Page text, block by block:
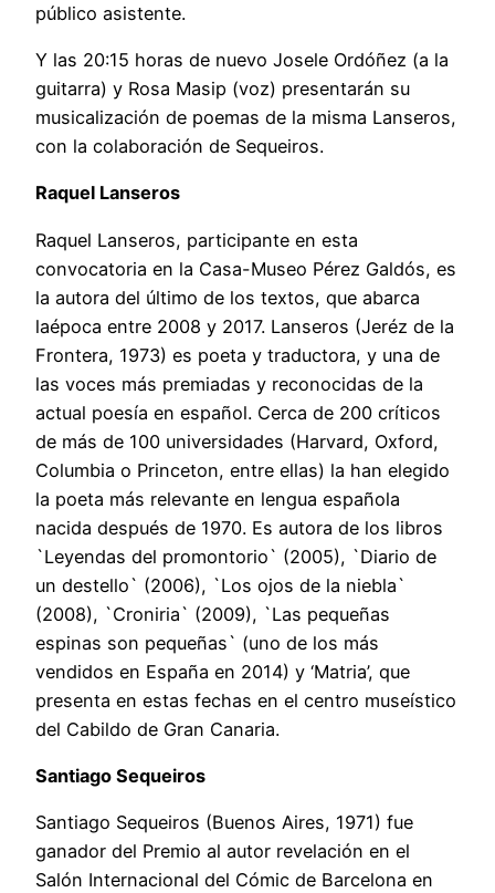
público asistente.
Y las 20:15 horas de nuevo Josele Ordóñez (a la
guitarra) y Rosa Masip (voz) presentarán su
musicalización de poemas de la misma Lanseros,
con la colaboración de Sequeiros.
Raquel Lanseros
Raquel Lanseros, participante en esta
convocatoria en la Casa-Museo Pérez Galdós, es
la autora del último de los textos, que abarca
laépoca entre 2008 y 2017. Lanseros (Jeréz de la
Frontera, 1973) es poeta y traductora, y una de
las voces más premiadas y reconocidas de la
actual poesía en español. Cerca de 200 críticos
de más de 100 universidades (Harvard, Oxford,
Columbia o Princeton, entre ellas) la han elegido
la poeta más relevante en lengua española
nacida después de 1970. Es autora de los libros
`Leyendas del promontorio` (2005), `Diario de
un destello` (2006), `Los ojos de la niebla`
(2008), `Croniria` (2009), `Las pequeñas
espinas son pequeñas` (uno de los más
vendidos en España en 2014) y ‘Matria’, que
presenta en estas fechas en el centro museístico
del Cabildo de Gran Canaria.
Santiago Sequeiros
Santiago Sequeiros (Buenos Aires, 1971) fue
ganador del Premio al autor revelación en el
Salón Internacional del Cómic de Barcelona en